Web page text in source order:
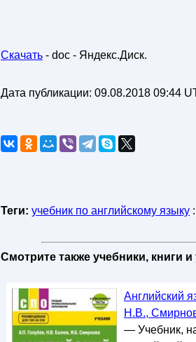
Скачать - doc - Яндекс.Диск.
Дата публикации: 09.08.2018 09:44
Теги: учебник по английскому языку
Смотрите также учебники, книги
Английский
Н.В.,
— Учебник,